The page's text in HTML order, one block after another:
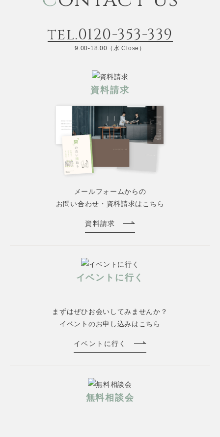
tel.0120-353-339
9:00-18:00（水 Close）
資料請求
メールフォームからの
お問い合わせ・資料請求はこちら
資料請求
イベントに行く
まずはぜひお会いしてみませんか？
イベントのお申し込みはこちら
イベントに行く
無料相談会